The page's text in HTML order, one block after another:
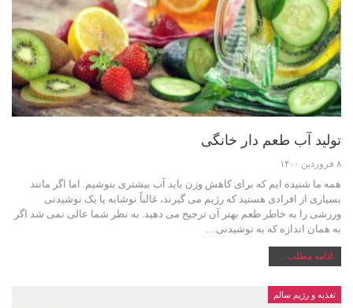
تولید آب طعم دار خانگی
۸ فروردین ۱۴۰۰
همه ما شنیده ایم که برای کاهش وزن باید آب بیشتری بنوشیم. اما اگر مانند
بسیاری از افرادی هستید که رژیم می گیرند، غالباً نوشابه یا یک نوشیدنی
ورزشی را به خاطر طعم بهتر آن ترجیح می دهید. به نظر شما عالی نمی شد اگر
به همان اندازه که به نوشیدنی…
ادامه مطلب ...
تغذیه و رژیم سالم